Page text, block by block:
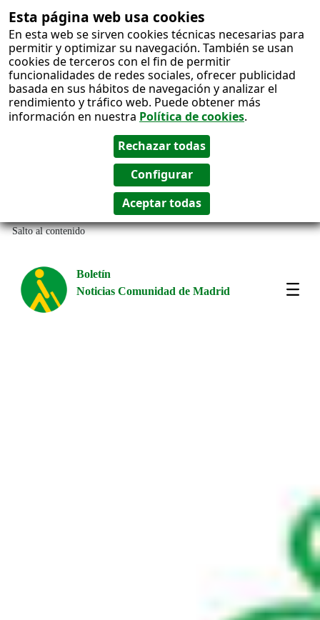
Esta página web usa cookies
En esta web se sirven cookies técnicas necesarias para
permitir y optimizar su navegación. También se usan
cookies de terceros con el fin de permitir
funcionalidades de redes sociales, ofrecer publicidad
basada en sus hábitos de navegación y analizar el
rendimiento y tráfico web. Puede obtener más
información en nuestra Política de cookies.
Salto al contenido
Boletín
Noticias Comunidad de Madrid